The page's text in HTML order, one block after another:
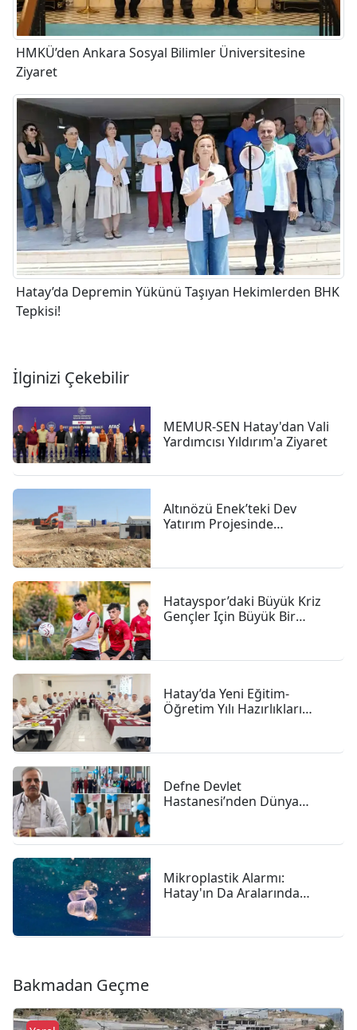
HMKÜ’den Ankara Sosyal Bilimler Üniversitesine
Ziyaret
Hatay’da Depremin Yükünü Taşıyan Hekimlerden BHK
Tepkisi!
İlginizi Çekebilir
MEMUR-SEN Hatay'dan Vali
Yardımcısı Yıldırım'a Ziyaret
Altınözü Enek’teki Dev
Yatırım Projesinde
Hatayspor’daki Büyük Kriz
Gençler Için Büyük Bir
Hatay’da Yeni Eğitim-
Öğretim Yılı Hazırlıkları
Defne Devlet
Hastanesi’nden Dünya
En Güçlü Başlangıç"
Mikroplastik Alarmı:
Hatay'ın Da Aralarında
Bakmadan Geçme